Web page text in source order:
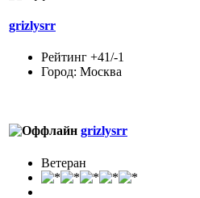
grizlysrr
Рейтинг +41/-1
Город: Москва
grizlysrr
Ветеран